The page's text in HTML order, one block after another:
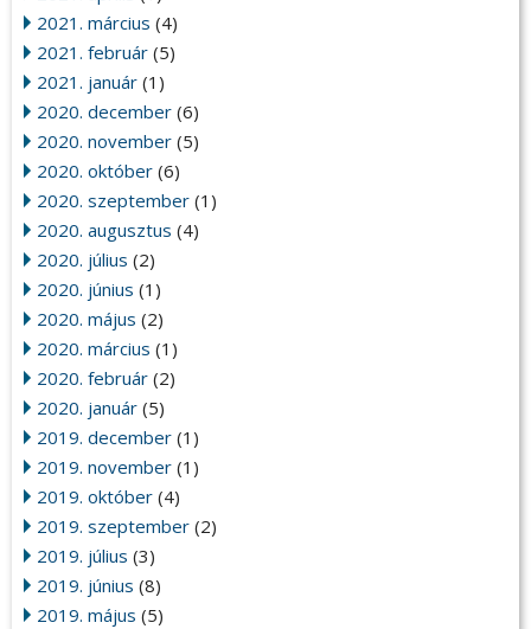
2021. március (4)
2021. február (5)
2021. január (1)
2020. december (6)
2020. november (5)
2020. október (6)
2020. szeptember (1)
2020. augusztus (4)
2020. július (2)
2020. június (1)
2020. május (2)
2020. március (1)
2020. február (2)
2020. január (5)
2019. december (1)
2019. november (1)
2019. október (4)
2019. szeptember (2)
2019. július (3)
2019. június (8)
2019. május (5)